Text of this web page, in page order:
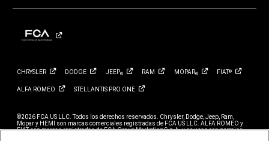
CHRYSLER DODGE JEEP® RAM MOPAR® FIAT®
ALFA ROMEO STELLANTIS PRO ONE
©2026 FCA US LLC. Todos los derechos reservados. Chrysler, Dodge, Jeep, Ram,
Mopar y HEMI son marcas comerciales registradas de FCA US LLC. ALFA ROMEO y
FIAT son marcas registradas de FCA Group Marketing S.p.A. y se usan con permiso.